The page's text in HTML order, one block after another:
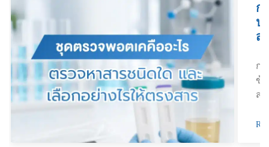
ชุดตรวจพอตเคคืออะไร ตรวจหาสาร
ชนิดใด และเลือกอย่างไรให้ตรงสาร
ชุดตรวจพอตเค เป็นคำที่ผู้ค้นหามักใช้เรียกชุด
ตรวจคัดกรองสารที่เกี่ยวข้องกับบุหรี่ไฟฟ้า
หรือพอตซึ่งมีสารออกฤทธิ์ผิดกฎหมาย แต่คำ
ว่า “พอตเค” เป็นชื่อเรียกในท้องตลาด
ก
ป
ส
ก
ข้
ส